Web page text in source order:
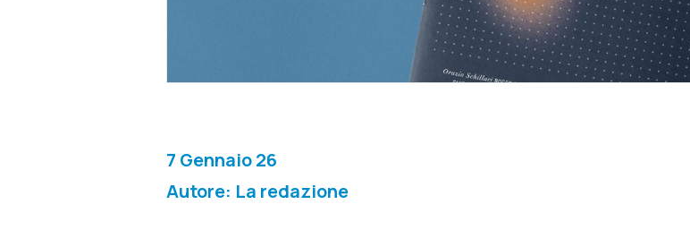
7 Gennaio 26
Autore: La redazione